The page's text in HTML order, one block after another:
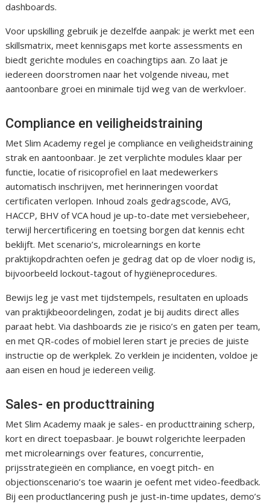
dashboards.
Voor upskilling gebruik je dezelfde aanpak: je werkt met een
skillsmatrix, meet kennisgaps met korte assessments en
biedt gerichte modules en coachingtips aan. Zo laat je
iedereen doorstromen naar het volgende niveau, met
aantoonbare groei en minimale tijd weg van de werkvloer.
Compliance en veiligheidstraining
Met Slim Academy regel je compliance en veiligheidstraining
strak en aantoonbaar. Je zet verplichte modules klaar per
functie, locatie of risicoprofiel en laat medewerkers
automatisch inschrijven, met herinneringen voordat
certificaten verlopen. Inhoud zoals gedragscode, AVG,
HACCP, BHV of VCA houd je up-to-date met versiebeheer,
terwijl hercertificering en toetsing borgen dat kennis echt
beklijft. Met scenario’s, microlearnings en korte
praktijkopdrachten oefen je gedrag dat op de vloer nodig is,
bijvoorbeeld lockout-tagout of hygiëneprocedures.
Bewijs leg je vast met tijdstempels, resultaten en uploads
van praktijkbeoordelingen, zodat je bij audits direct alles
paraat hebt. Via dashboards zie je risico’s en gaten per team,
en met QR-codes of mobiel leren start je precies de juiste
instructie op de werkplek. Zo verklein je incidenten, voldoe je
aan eisen en houd je iedereen veilig.
Sales- en producttraining
Met Slim Academy maak je sales- en producttraining scherp,
kort en direct toepasbaar. Je bouwt rolgerichte leerpaden
met microlearnings over features, concurrentie,
prijsstrategieën en compliance, en voegt pitch- en
objectionscenario’s toe waarin je oefent met video-feedback.
Bij een productlancering push je just-in-time updates, demo’s